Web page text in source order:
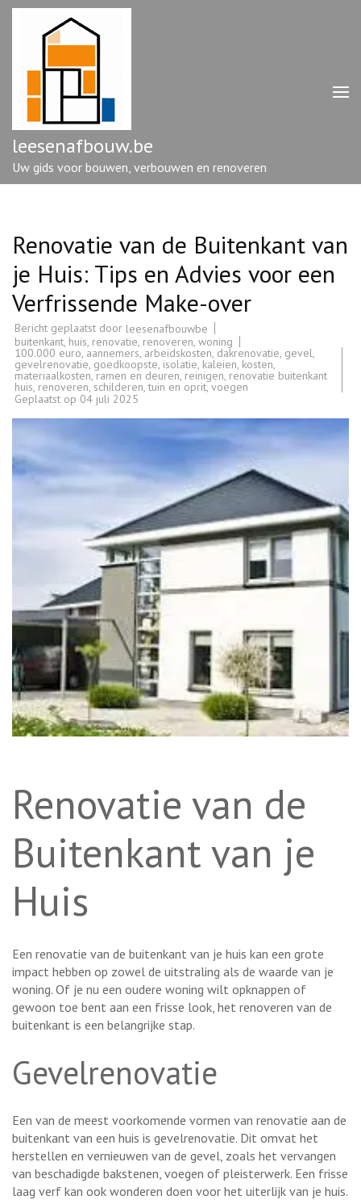
Ga
enter)
leesenafbouw.be
Uw gids voor bouwen, verbouwen en renoveren
Renovatie van de Buitenkant van
je Huis: Tips en Advies voor een
Verfrissende Make-over
Bericht geplaatst door leesenafbouwbe
buitenkant, huis, renovatie, renoveren, woning
100.000 euro, aannemers, arbeidskosten, dakrenovatie, gevel,
gevelrenovatie, goedkoopste, isolatie, kaleien, kosten,
materiaalkosten,ramen en deuren, reinigen, renovatie buitenkant
huis, renoveren, schilderen,tuin en oprit,voegen
Geplaatst op 04 juli 2025
Renovatie van de
Buitenkant van je
Huis
Een renovatie van de buitenkant van je huis kan een grote
impact hebben op zowel de uitstraling als de waarde van je
woning. Of je nu een oudere woning wilt opknappen of
gewoon toe bent aan een frisse look, het renoveren van de
buitenkant is een belangrijke stap.
Gevelrenovatie
Een van de meest voorkomende vormen van renovatie aan de
buitenkant van een huis is gevelrenovatie. Dit omvat het
herstellen en vernieuwen van de gevel, zoals het vervangen
van beschadigde bakstenen, voegen of pleisterwerk. Een frisse
laag verf kan ook wonderen doen voor het uiterlijk van je huis.